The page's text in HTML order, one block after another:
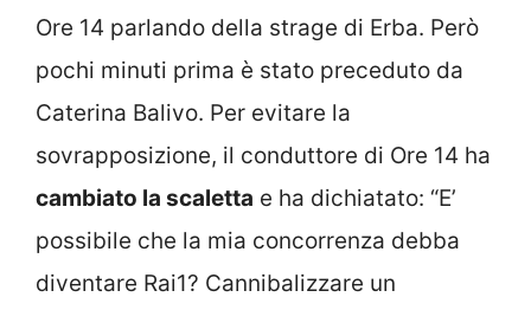
Ore 14 parlando della strage di Erba. Però
pochi minuti prima è stato preceduto da
Caterina Balivo. Per evitare la
sovrapposizione, il conduttore di Ore 14 ha
cambiato la scaletta e ha dichiatato: “E’
possibile che la mia concorrenza debba
diventare Rai1? Cannibalizzare un